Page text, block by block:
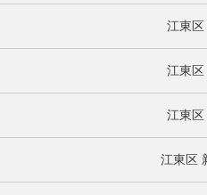
江東
江東区
江東区
江東区